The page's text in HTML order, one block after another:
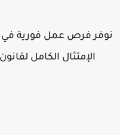
فرص عمل فورية في
الإمتثال الكامل